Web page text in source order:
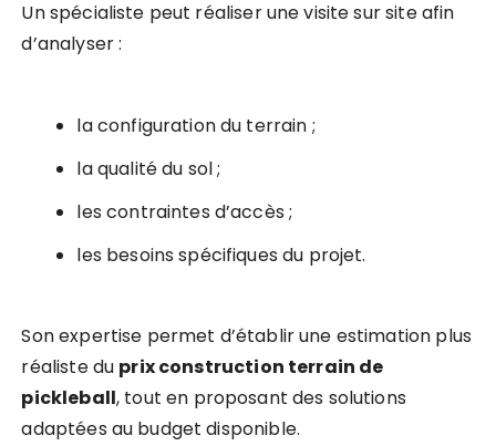
Un spécialiste peut réaliser une visite sur site afin
d’analyser :
la configuration du terrain ;
la qualité du sol ;
les contraintes d’accès ;
les besoins spécifiques du projet.
Son expertise permet d’établir une estimation plus
réaliste du prix construction terrain de
pickleball, tout en proposant des solutions
adaptées au budget disponible.